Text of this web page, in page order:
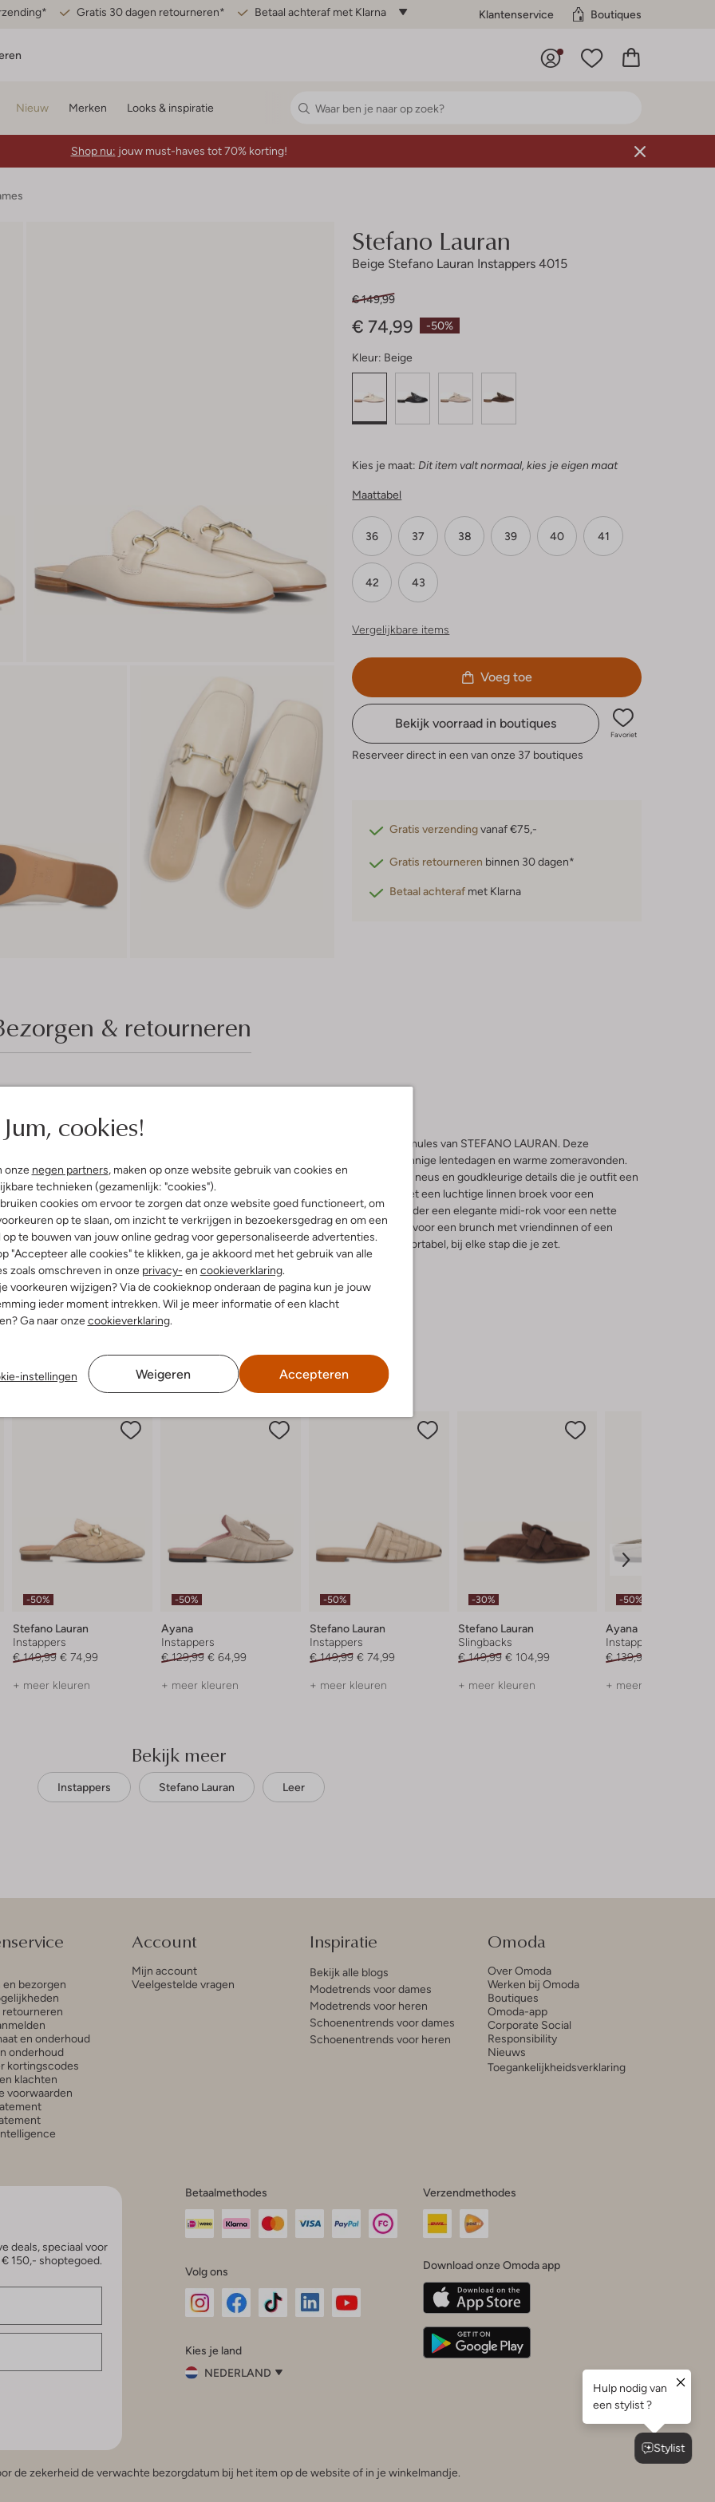
Gratis 30 dagen retourneren* Betaal achteraf met Klarna Klantenservice Boutiques
Jum, cookies!
onze negen partners, maken op onze website gebruik van cookies en
technieken (gezamenlijk: "cookies").
cookies om ervoor te zorgen dat onze website goed functioneert, om
op te slaan, om inzicht te verkrijgen in bezoekersgedrag en om een
op te bouwen van jouw online gedrag voor gepersonaliseerde advertenties.
"Accepteer alle cookies" te klikken, ga je akkoord met het gebruik van alle
zoals omschreven in onze privacy- en cookieverklaring.
voorkeuren wijzigen? Via de cookieknop onderaan de pagina kun je jouw
ieder moment intrekken. Wil je meer informatie of een klacht
Ga naar onzecookieverklaring.
instellingen Weigeren Accepteren
Nieuw Merken Looks & inspiratie
Shop nu: jouw must-haves tot 70% korting!
Stefano Lauran
Beige Stefano Lauran Instappers 4015
-50%
€ 149,99
€ 74,99
Kleur: Beige
Kies je maat: Dit item valt normaal, kies je eigen maat
Maattabel
36 37 38 39 40 41
42 43
Vergelijkbare items
Voeg toe
Bekijk voorraad in boutiques
Favoriet
Reserveer direct in een van onze 37 boutiques
Gratis verzendingvanaf €75,-
Gratis retourneren binnen 30 dagen*
Betaal achteraf met Klarna
& retourneren
& Pasvorm
Leer
Leer
Rubber, Leer
2
Carré Neus
Stap stijlvol de dag door met de beige 4015 mules van STEFANO LAURAN. Deze
instappers voor dames zijn gemaakt voor zonnige lentedagen en warme zomeravonden.
Het beige ontwerp heeft een moderne carré neus en goudkleurige details die je outfit een
geraffineerde toets geven. Combineer ze met een luchtige linnen broek voor een
ontspannen middag in de stad of draag ze onder een elegante midi-rok voor een nette
kantoorstijl. Stel zo jouw ideale outfit samen voor een brunch met vriendinnen of een
cultureel uitje. Voel je gekleed en toch comfortabel, bij elke stap die je zet.
-50%
Stefano Lauran
Instappers
€ 149,99 € 74,99
+ meer kleuren
-50%
Ayana
Instappers
€ 129,99 € 64,99
+ meer kleuren
-50%
Stefano Lauran
Instappers
€ 149,99 € 74,99
+ meer kleuren
-30%
Stefano Lauran
Slingbacks
€ 149,99 € 104,99
+ meer kleuren
-50%
Ayana
Instappers
€ 139,99
+ meer kleuren
Bekijk meer
Instappers Stefano Lauran Leer
en bezorgen
retourneren
en onderhoud
onderhoud
kortingscodes
klachten
voorwaarden
Account
Mijn account
Veelgestelde vragen
Inspiratie
Bekijk alle blogs
Modetrends voor dames
Modetrends voor heren
Schoenentrends voor dames
Schoenentrends voor heren
Omoda
Over Omoda
Werken bij Omoda
Boutiques
Omoda-app
Corporate Social
Responsibility
Nieuws
Toegankelijkheidsverklaring
deals, speciaal voor
150,- shoptegoed.
Betaalmethodes
Volg ons
InstagramFacebook
Kies je land
NEDERLAND
België (Nederlands)
Verzendmethodes
Download onze Omoda app
de zekerheid de verwachte bezorgdatum bij het item op de website of in je winkelmandje.